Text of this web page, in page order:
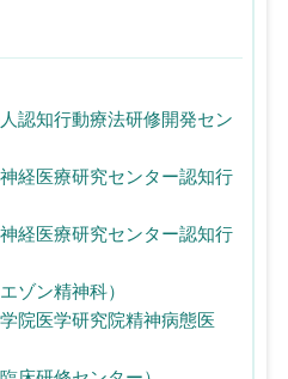
認知行動療法研修開発セン
経医療研究センター認知行
経医療研究センター認知行
ゾン精神科）
院医学研究院精神病態医